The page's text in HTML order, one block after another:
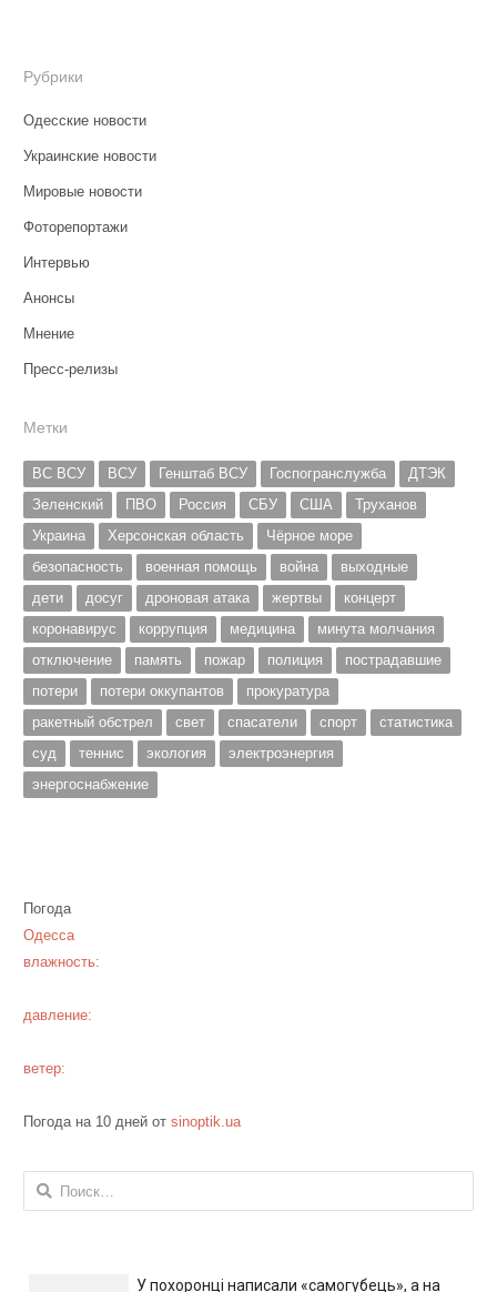
Рубрики
Одесские новости
Украинские новости
Мировые новости
Фоторепортажи
Интервью
Анонсы
Мнение
Пресс-релизы
Метки
ВС ВСУ ВСУ Генштаб ВСУ Госпогранслужба
ДТЭК
Зеленский
ПВО Россия СБУ США
Труханов
Украина
Херсонская область
Чёрное море
безопасность
военная помощь война
выходные
дети
досуг дроновая атака жертвы
концерт
коронавирус
коррупция медицина
минута молчания
отключение
память пожар полиция
пострадавшие
потери
потери оккупантов
прокуратура
ракетный обстрел
свет спасатели спорт
статистика
суд
теннис экология
электроэнергия
энергоснабжение
Погода
Одесса
влажность:
давление:
ветер:
Погода на 10 дней от sinoptik.ua
Найти:
У похоронці написали «самогубець», а на